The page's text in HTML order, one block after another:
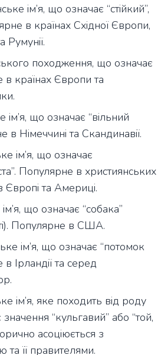
ім’я, що означає “стійкий”,
в країнах Східної Європи,
Румунії.
походження, що означає
країнах Європи та
ім’я, що означає “вільний
в Німеччині та Скандинавії.
ім’я, що означає
Популярне в християнських
Європі та Америці.
що означає “собака”
Популярне в США.
ім’я, що означає “потомок
Ірландії та серед
ім’я, яке походить від роду
“кульгавий” або “той,
асоціюється з
та її правителями.